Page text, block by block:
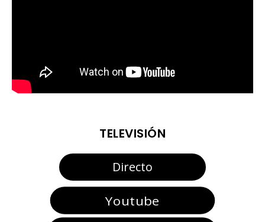
TELEVISIÓN
Directo
Youtube